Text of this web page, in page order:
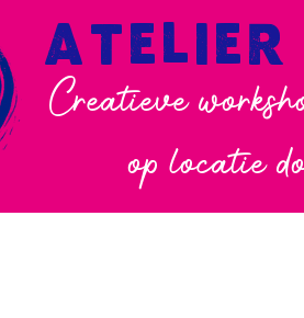
Creatieve
op locatie